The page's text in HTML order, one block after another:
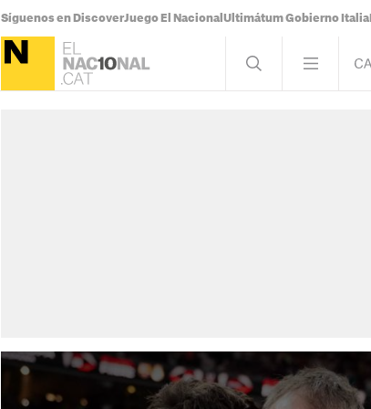
Síguenos en DiscoverJuego El Nacional Ultimátum Gobierno Italia